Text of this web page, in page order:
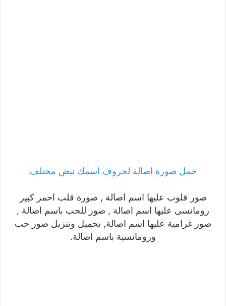
حمل صورة اصالة لحروف اسمك نبض مختلف
صور قلوب عليها اسم اصالة , صورة قلب احمر كبير
رومانسى عليها اسم اصالة , صور للحب باسم اصالة ,
صور غرامية عليها اسم اصالة, تحميل وتنزيل صور حب
ورومانسية باسم اصالة.